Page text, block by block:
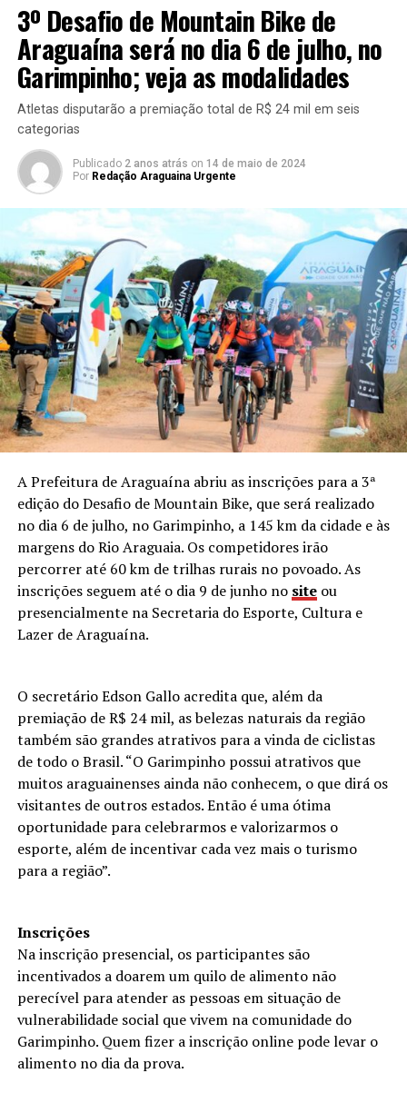
3º Desafio de Mountain Bike de
Araguaína será no dia 6 de julho, no
Garimpinho; veja as modalidades
Atletas disputarão a premiação total de R$ 24 mil em seis
categorias
Publicado 2 anos atrás on 14 de maio de 2024
Por Redação Araguaina Urgente
A Prefeitura de Araguaína abriu as inscrições para a 3ª
edição do Desafio de Mountain Bike, que será realizado
no dia 6 de julho, no Garimpinho, a 145 km da cidade e às
margens do Rio Araguaia. Os competidores irão
percorrer até 60 km de trilhas rurais no povoado. As
inscrições seguem até o dia 9 de junho no site ou
presencialmente na Secretaria do Esporte, Cultura e
Lazer de Araguaína.
O secretário Edson Gallo acredita que, além da
premiação de R$ 24 mil, as belezas naturais da região
também são grandes atrativos para a vinda de ciclistas
de todo o Brasil. “O Garimpinho possui atrativos que
muitos araguainenses ainda não conhecem, o que dirá os
visitantes de outros estados. Então é uma ótima
oportunidade para celebrarmos e valorizarmos o
esporte, além de incentivar cada vez mais o turismo
para a região”.
Inscrições
Na inscrição presencial, os participantes são
incentivados a doarem um quilo de alimento não
perecível para atender as pessoas em situação de
vulnerabilidade social que vivem na comunidade do
Garimpinho. Quem fizer a inscrição online pode levar o
alimento no dia da prova.